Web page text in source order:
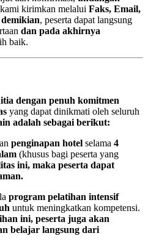
kami kirimkan melalui Faks, Email,
, peserta dapat langsung
dan pada akhirnya
baik.
dengan penuh komitmen
yang dapat dinikmati oleh seluruh
adalah sebagai berikut:
penginapan hotel selama 4
(khusus bagi peserta yang
ini, maka peserta dapat
program pelatihan intensif
untuk meningkatkan kompetensi.
ini, peserta juga akan
belajar langsung dari